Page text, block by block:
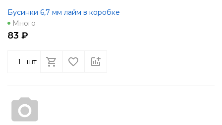
Бусинки 6,7 мм лайм в коробке
Много
83 ₽
шт